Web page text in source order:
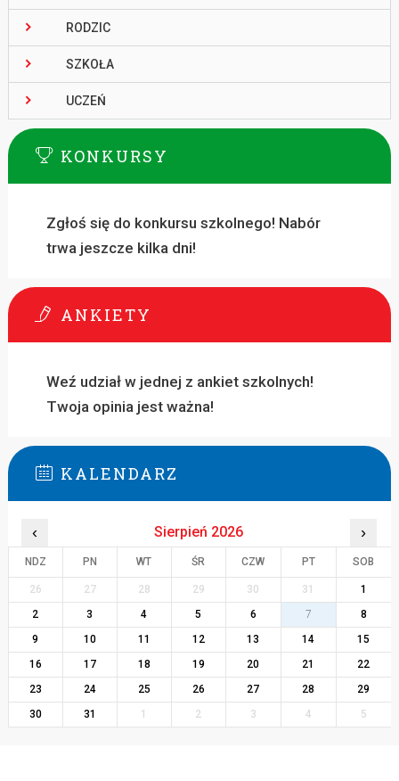
RODZIC
SZKOŁA
UCZEŃ
KONKURSY
Zgłoś się do konkursu szkolnego! Nabór
trwa jeszcze kilka dni!
ANKIETY
Weź udział w jednej z ankiet szkolnych!
Twoja opinia jest ważna!
KALENDARZ
‹ Sierpień 2026 ›
NDZ PN WT ŚR CZW PT SOB
26 27 28 29 30 31
1
2
3 4 5 6 7
8
9
10 11 12 13 14
15
16
17 18 19 20 21
22
23
24 25 26 27 28
29
30
31 1 2 3 4 5